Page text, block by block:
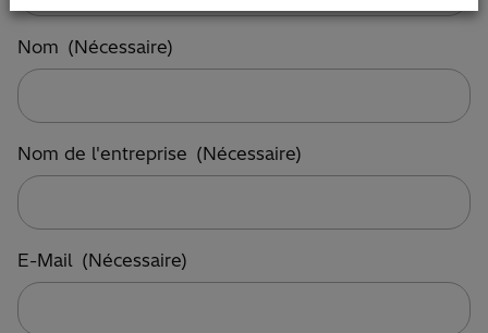
Nom (Nécessaire)
Nom de l'entreprise (Nécessaire)
E-Mail (Nécessaire)